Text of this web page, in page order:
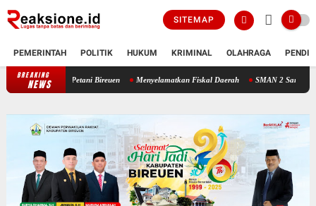
SITEMAP
PEMERINTAH POLITIK HUKUM KRIMINAL OLAHRAGA
BREAKING
NEWS
Bangkitkan Petani Bireuen Menyelamatkan Fiskal Daerah SMAN 2 Samalanga